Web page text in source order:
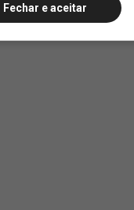
Fechar e aceitar